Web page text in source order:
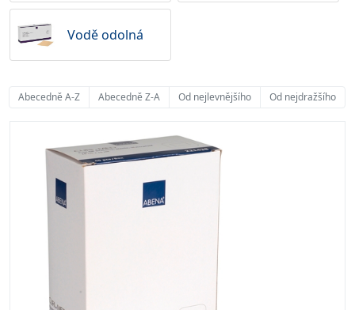
Vodě odolná
Abecedně A-Z Abecedně Z-A Od nejlevnějšího Od nejdražšího